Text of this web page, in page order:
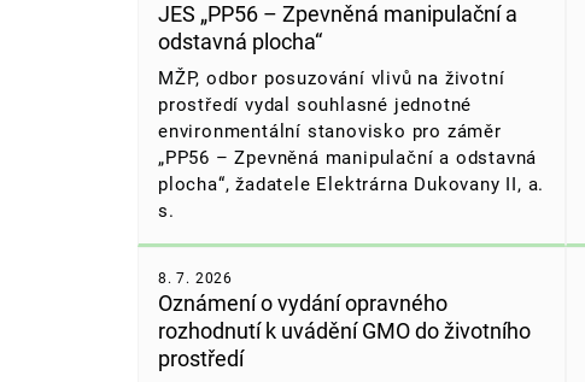
JES „PP56 – Zpevněná manipulační a
odstavná plocha“
MŽP, odbor posuzování vlivů na životní
prostředí vydal souhlasné jednotné
environmentální stanovisko pro záměr
„PP56 – Zpevněná manipulační a odstavná
plocha“, žadatele Elektrárna Dukovany II, a.
s.
Oznámení o vydání opravného
rozhodnutí k uvádění GMO do životního
prostředí
8. 7. 2026